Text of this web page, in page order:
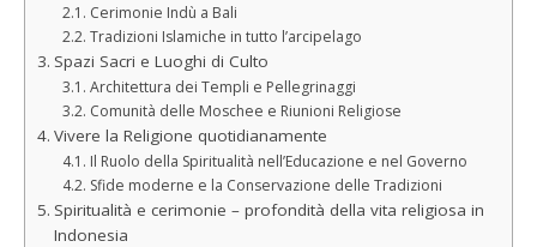
Cerimonie Indù a Bali
Tradizioni Islamiche in tutto l’arcipelago
Spazi Sacri e Luoghi di Culto
Architettura dei Templi e Pellegrinaggi
Comunità delle Moschee e Riunioni Religiose
Vivere la Religione quotidianamente
Il Ruolo della Spiritualità nell’Educazione e nel Governo
Sfide moderne e la Conservazione delle Tradizioni
Spiritualità e cerimonie – profondità della vita religiosa in
Indonesia